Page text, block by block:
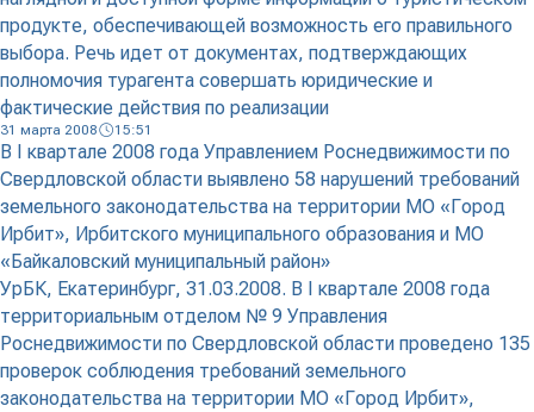
продукте, обеспечивающей возможность его правильного
выбора. Речь идет от документах, подтверждающих
полномочия турагента совершать юридические и
фактические действия по реализации
31 марта 2008 15:51
В I квартале 2008 года Управлением Роснедвижимости по
Свердловской области выявлено 58 нарушений требований
земельного законодательства на территории МО «Город
Ирбит», Ирбитского муниципального образования и МО
«Байкаловский муниципальный район»
УрБК, Екатеринбург, 31.03.2008. В I квартале 2008 года
территориальным отделом № 9 Управления
Роснедвижимости по Свердловской области проведено 135
проверок соблюдения требований земельного
законодательства на территории МО «Город Ирбит»,